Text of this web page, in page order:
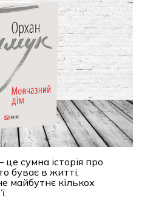
сумна історія про
буває в житті,
майбутнє кількох